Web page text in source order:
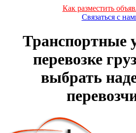
Как разместить
Связаться с
Транспортные
перевозке
выбрать